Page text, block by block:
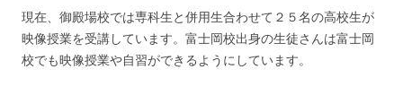
現在、御殿場校では専科生と併用生合わせて２５名の高校生が
映像授業を受講しています。富士岡校出身の生徒さんは富士岡
校でも映像授業や自習ができるようにしています。